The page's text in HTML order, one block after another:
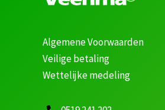
Algemene Voorwaarden
Veilige betaling
Wettelijke medeling